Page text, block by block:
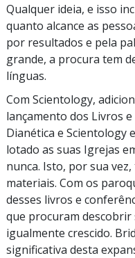
Qualquer ideia, e isso
quanto alcance as
por resultados e pela
grande, a procura tem
línguas.
Com Scientology,
lançamento dos Livros
Dianética e Scientology
lotado as suas Igrejas
nunca. Isto, por sua
materiais. Com os
desses livros e
que procuram
igualmente crescido.
significativa desta